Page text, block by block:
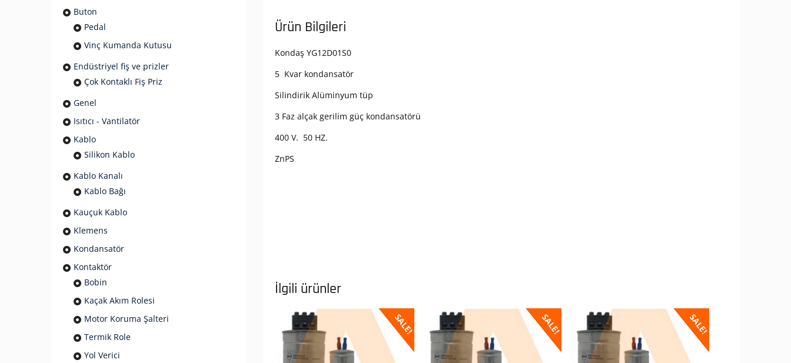
Ürün Bilgileri
Kondaş YG12D01S0
5 Kvar kondansatör
Silindirik Alüminyum tüp
3 Faz alçak gerilim güç kondansatörü
400 V. 50 HZ.
ZnPS
İlgili ürünler
SALE! SALE! SALE!
Buton
Pedal
Vinç Kumanda Kutusu
Endüstriyel fiş ve prizler
Çok Kontaklı Fiş Priz
Genel
Isıtıcı - Vantilatör
Kablo
Silikon Kablo
Kablo Kanalı
Kablo Bağı
Kauçuk Kablo
Klemens
Kondansatör
Kontaktör
Bobin
Kaçak Akım Rolesi
Motor Koruma Şalteri
Termik Role
Yol Verici